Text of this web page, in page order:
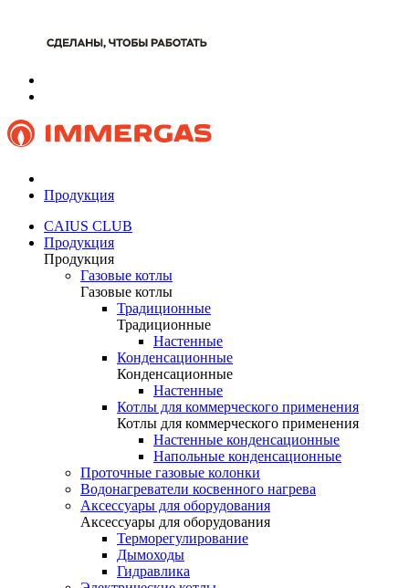
Продукция
CAIUS CLUB
Продукция
Продукция
Газовые котлы
Газовые котлы
Традиционные
Традиционные
Настенные
Конденсационные
Конденсационные
Настенные
Котлы для коммерческого применения
Котлы для коммерческого применения
Настенные конденсационные
Напольные конденсационные
Проточные газовые колонки
Водонагреватели косвенного нагрева
Аксессуары для оборудования
Аксессуары для оборудования
Терморегулирование
Дымоходы
Гидравлика